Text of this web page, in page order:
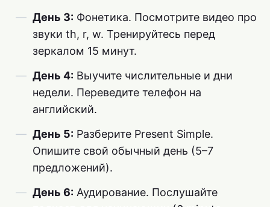
День 3: Фонетика. Посмотрите видео про
звуки th, r, w. Тренируйтесь перед
зеркалом 15 минут.
День 4: Выучите числительные и дни
недели. Переведите телефон на
английский.
День 5: Разберите Present Simple.
Опишите свой обычный день (5–7
предложений).
День 6: Аудирование. Послушайте